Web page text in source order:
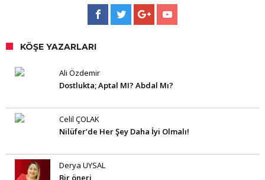
KÖŞE YAZARLARI
Ali Özdemir
Dostlukta; Aptal MI? Abdal Mı?
Celil ÇOLAK
Nilüfer’de Her Şey Daha İyi Olmalı!
Derya UYSAL
Bir öneri